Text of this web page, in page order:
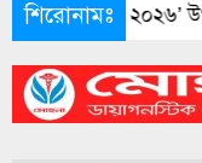
শিরোনামঃ
শুমারি ২০২৬’